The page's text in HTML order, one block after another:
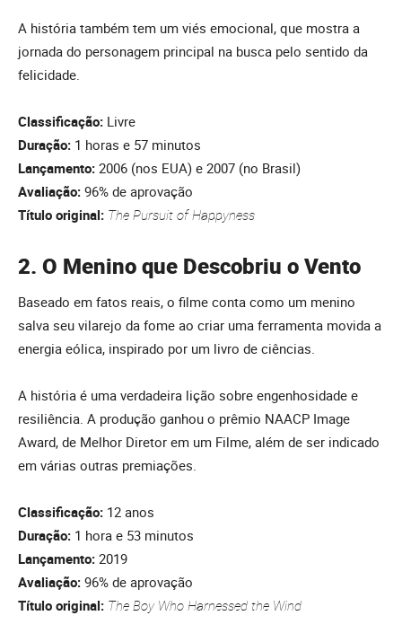
A história também tem um viés emocional, que mostra a
jornada do personagem principal na busca pelo sentido da
felicidade.
Classificação: Livre
Duração: 1 horas e 57 minutos
Lançamento: 2006 (nos EUA) e 2007 (no Brasil)
Avaliação: 96% de aprovação
Título original: The Pursuit of Happyness
2. O Menino que Descobriu o Vento
Baseado em fatos reais, o filme conta como um menino
salva seu vilarejo da fome ao criar uma ferramenta movida a
energia eólica, inspirado por um livro de ciências.
A história é uma verdadeira lição sobre engenhosidade e
resiliência. A produção ganhou o prêmio NAACP Image
Award, de Melhor Diretor em um Filme, além de ser indicado
em várias outras premiações.
Classificação: 12 anos
Duração: 1 hora e 53 minutos
Lançamento: 2019
Avaliação: 96% de aprovação
Título original: The Boy Who Harnessed the Wind